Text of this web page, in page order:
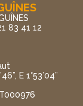
83 41 12
E 1°53’04”